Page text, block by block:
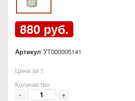
880 руб.
Артикул УТ000005141
Цена за 1
Количество
- +